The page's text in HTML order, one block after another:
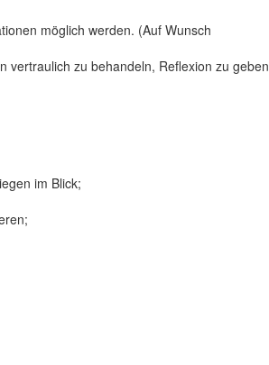
möglich werden. (Auf Wunsch
vertraulich zu behandeln, Reflexion zu geben
im Blick;